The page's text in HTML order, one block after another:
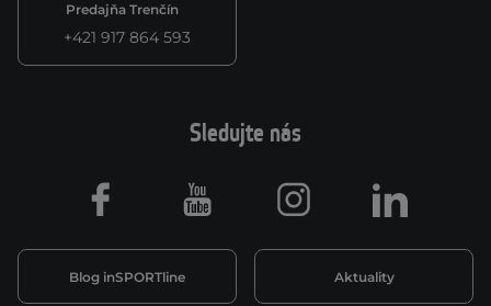
Predajňa Trenčín
+421 917 864 593
Sledujte nás
Blog inSPORTline Aktuality
Facebook Youtube Instagram LinkedIn